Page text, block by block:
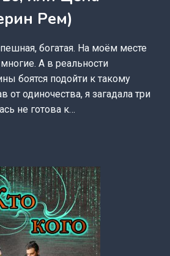
Рем)
богатая. На моём месте
А в реальности
боятся подойти к такому
от одиночества, я загадала три
не готова к…